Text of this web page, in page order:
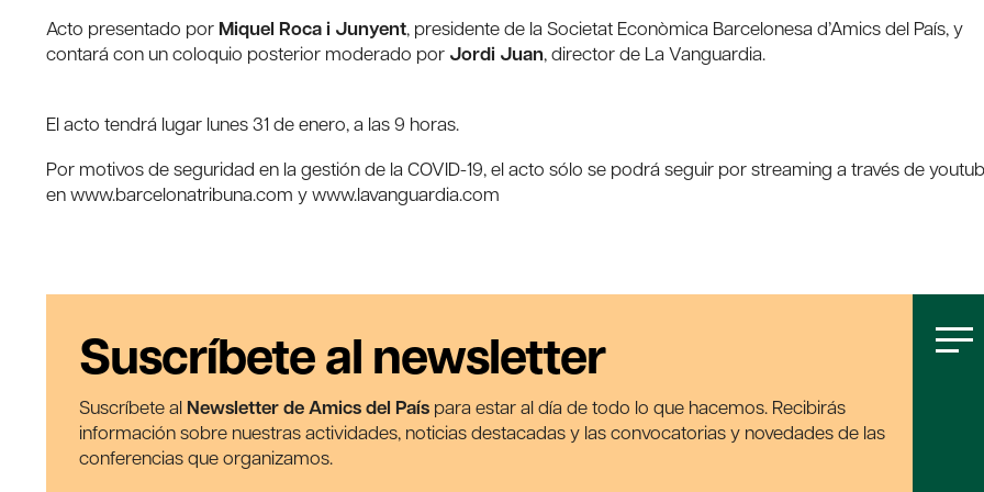
Acto presentado por Miquel Roca i Junyent, presidente de la Societat Econòmica Barcelonesa d’Amics del País, y
contará con un coloquio posterior moderado por Jordi Juan, director de La Vanguardia.
El acto tendrá lugar lunes 31 de enero, a las 9 horas.
Por motivos de seguridad en la gestión de la COVID-19, el acto sólo se podrá seguir por streaming a través de
en www.barcelonatribuna.com y www.lavanguardia.com
Suscríbete al newsletter
Suscríbete al Newsletter de Amics del País para estar al día de todo lo que hacemos. Recibirás
información sobre nuestras actividades, noticias destacadas y las convocatorias y novedades de las
conferencias que organizamos.